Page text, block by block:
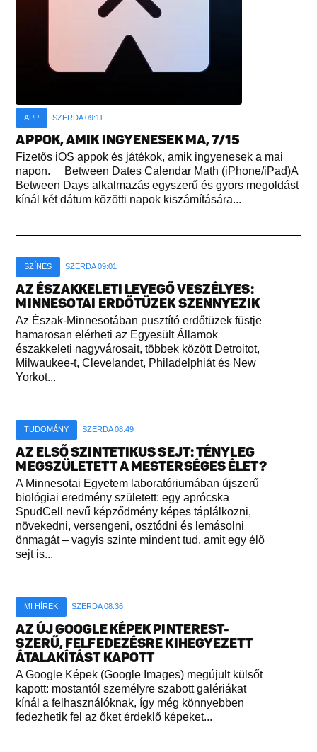
APP SZERDA 09:11
APPOK, AMIK INGYENESEK MA, 7/15
Fizetős iOS appok és játékok, amik ingyenesek a mai
napon. Between Dates Calendar Math (iPhone/iPad)A
Between Days alkalmazás egyszerű és gyors megoldást
kínál két dátum közötti napok kiszámítására...
SZÍNES SZERDA 09:01
AZ ÉSZAKKELETI LEVEGŐ VESZÉLYES:
MINNESOTAI ERDŐTÜZEK SZENNYEZIK
Az Észak-Minnesotában pusztító erdőtüzek füstje
hamarosan elérheti az Egyesült Államok
északkeleti nagyvárosait, többek között Detroitot,
Milwaukee-t, Clevelandet, Philadelphiát és New
Yorkot...
TUDOMÁNY SZERDA 08:49
AZ ELSŐ SZINTETIKUS SEJT: TÉNYLEG
MEGSZÜLETETT A MESTERSÉGES ÉLET?
A Minnesotai Egyetem laboratóriumában újszerű
biológiai eredmény született: egy aprócska
SpudCell nevű képződmény képes táplálkozni,
növekedni, versengeni, osztódni és lemásolni
önmagát – vagyis szinte mindent tud, amit egy élő
sejt is...
MI HÍREK SZERDA 08:36
AZ ÚJ GOOGLE KÉPEK PINTEREST-
SZERŰ, FELFEDEZÉSRE KIHEGYEZETT
ÁTALAKÍTÁST KAPOTT
A Google Képek (Google Images) megújult külsőt
kapott: mostantól személyre szabott galériákat
kínál a felhasználóknak, így még könnyebben
fedezhetik fel az őket érdeklő képeket...